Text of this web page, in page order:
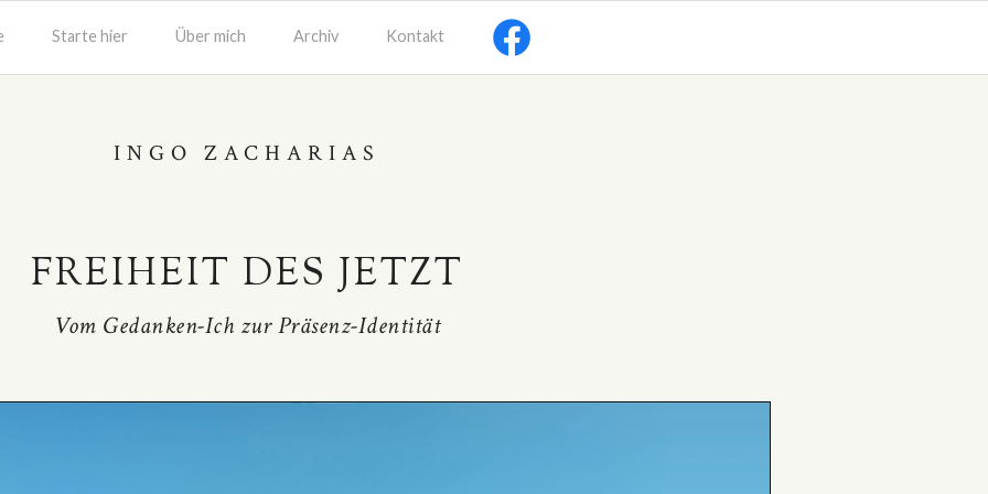
Starte hier Über mich Archiv Kontakt
INGO ZACHARIAS
FREIHEIT DES JETZT
Vom Gedanken-Ich zur Präsenz-Identität